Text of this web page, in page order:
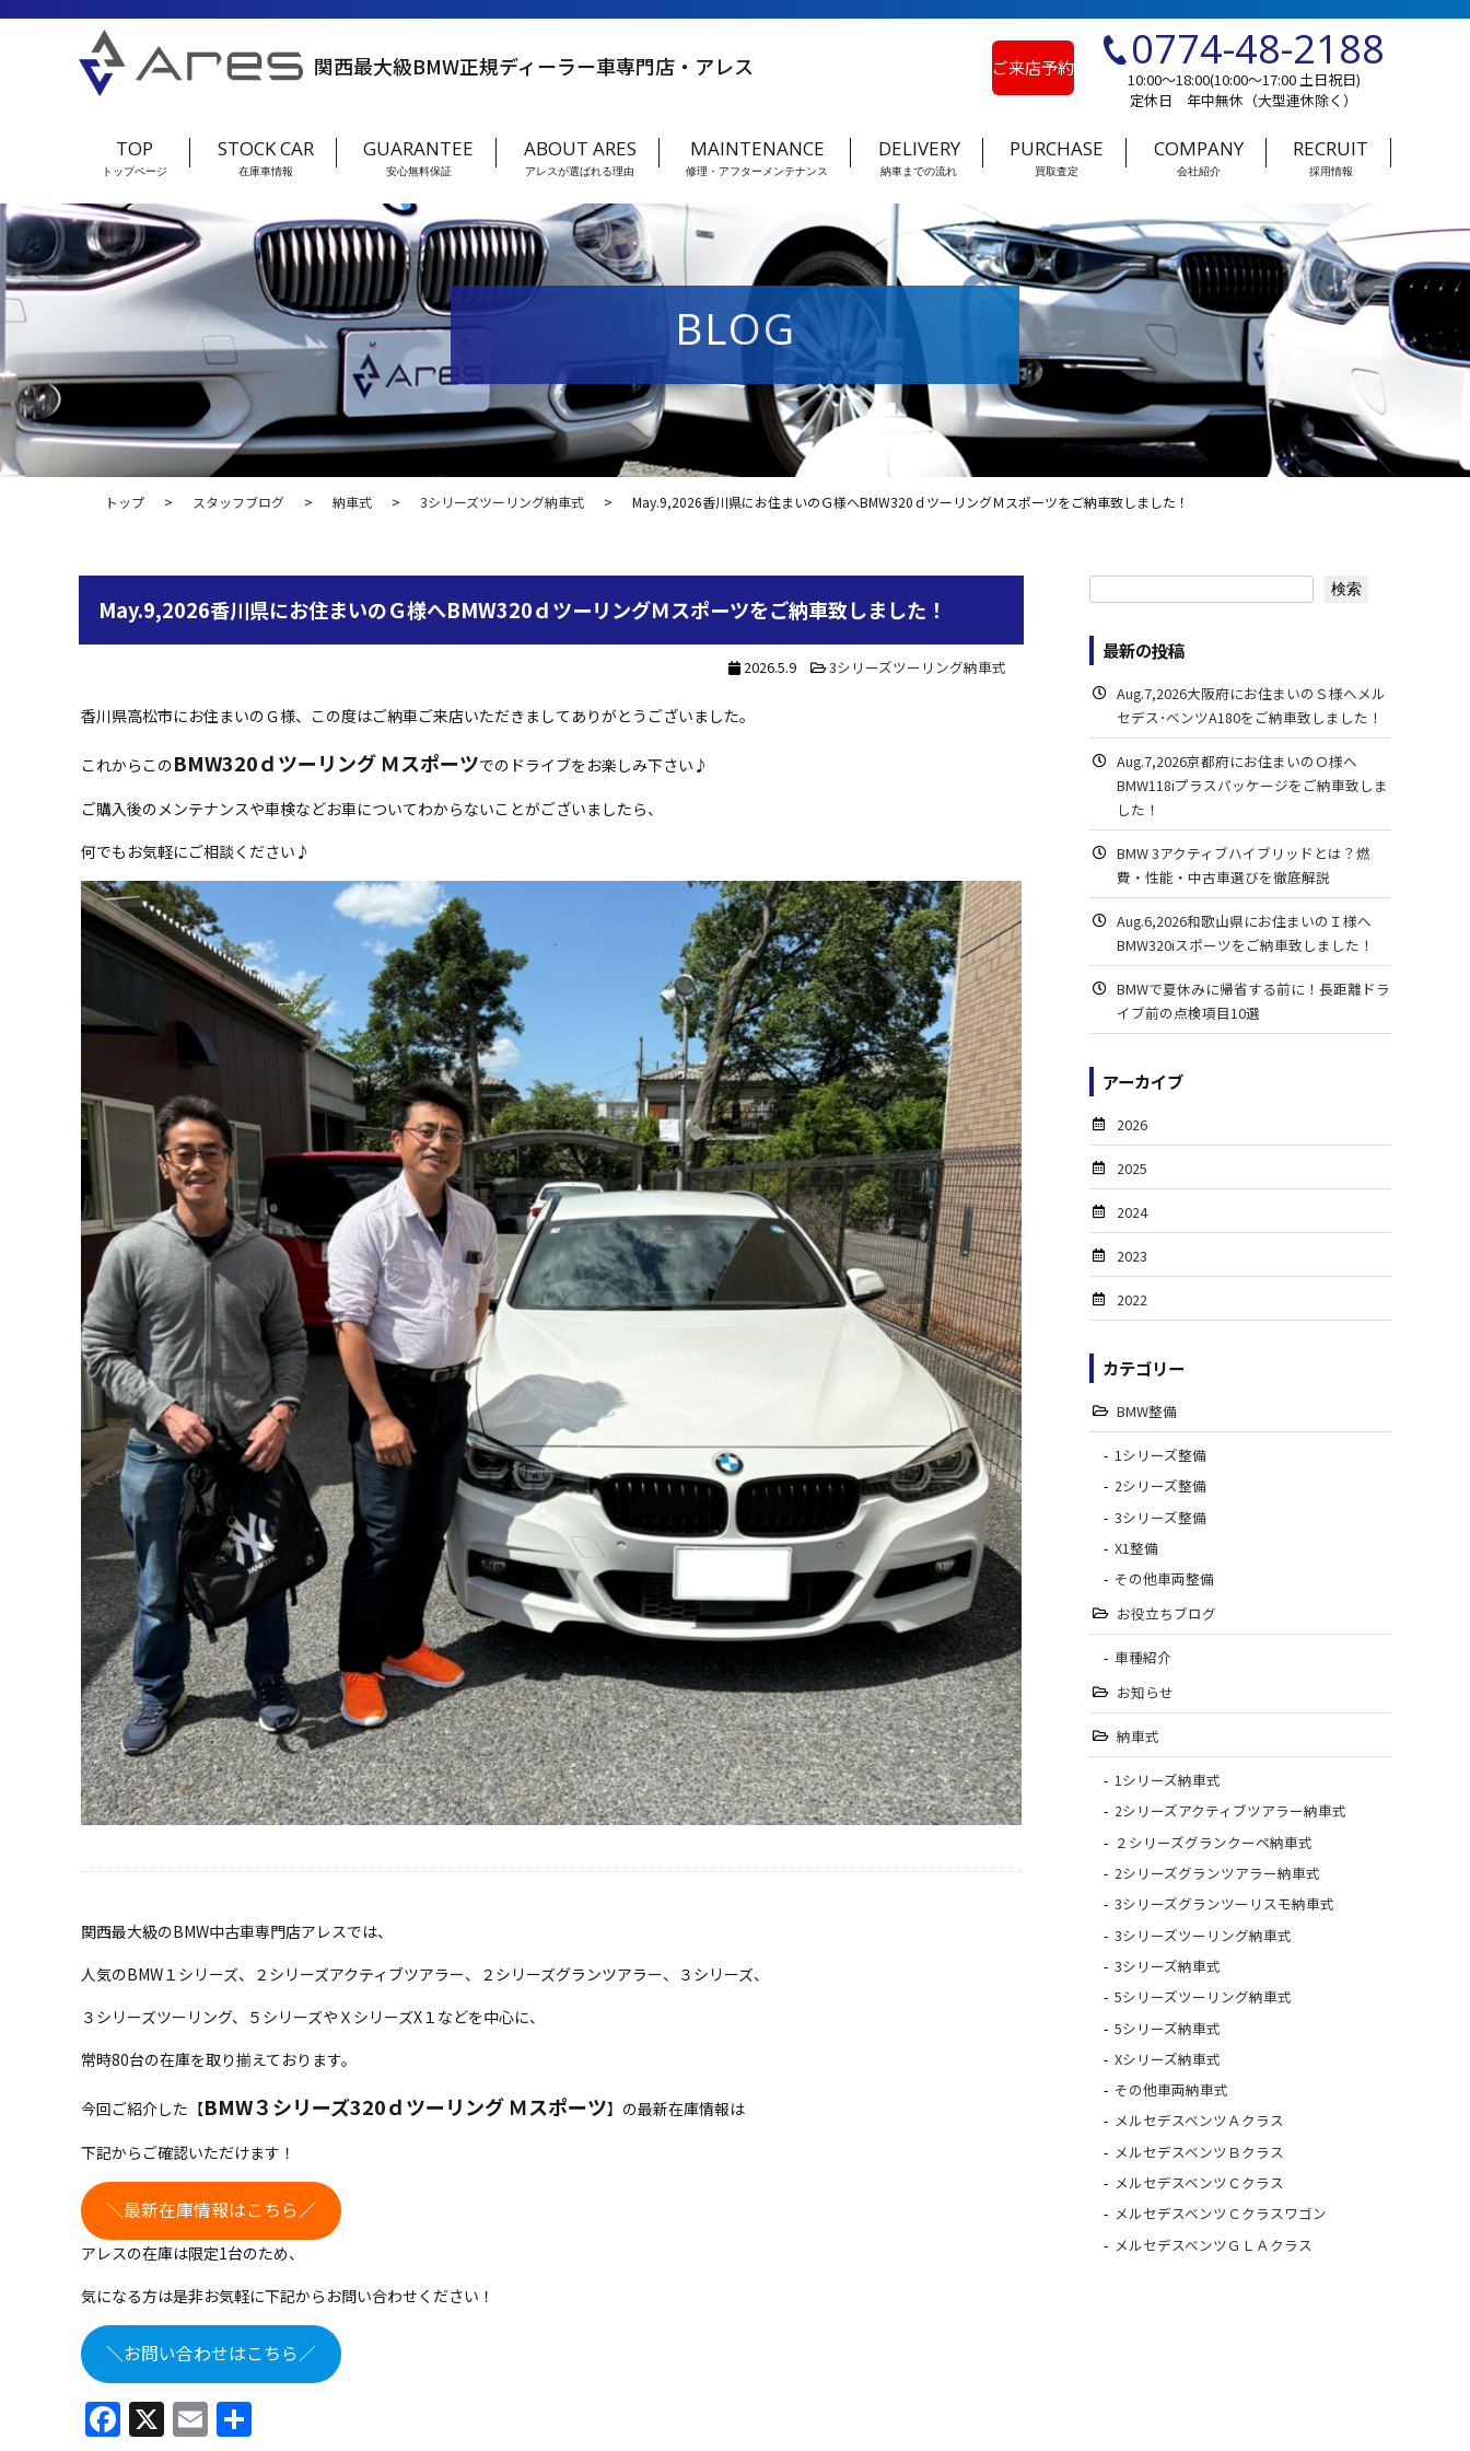
関西最大級BMW正規ディーラー車専門店・アレス ご来店予約 0774-48-2188
10:00～18:00(10:00～17:00 土日祝日)
定休日 年中無休（大型連休除く）
TOP
トップページ
STOCK CAR
在庫車情報
GUARANTEE
安心無料保証
ABOUT ARES
アレスが選ばれる理由
MAINTENANCE
修理・アフターメンテナンス
DELIVERY
納車までの流れ
PURCHASE
買取査定
COMPANY
会社紹介
RECRUIT
採用情報
BLOG
トップ スタッフブログ 納車式 3シリーズツーリング納車式 May.9,2026香川県にお住まいのＧ様へBMW320ｄツーリングＭスポーツをご納車致しました！
May.9,2026香川県にお住まいのＧ様へBMW320ｄツーリングＭスポーツをご納車致しました！
2026.5.9 3シリーズツーリング納車式
香川県高松市にお住まいのＧ様、この度はご納車ご来店いただきましてありがとうございました。
これからこのBMW320ｄツーリング Ｍスポーツでのドライブをお楽しみ下さい♪
ご購入後のメンテナンスや車検などお車についてわからないことがございましたら、
何でもお気軽にご相談ください♪
関西最大級のBMW中古車専門店アレスでは、
人気のBMW１シリーズ、２シリーズアクティブツアラー、２シリーズグランツアラー、３シリーズ、
３シリーズツーリング、５シリーズやＸシリーズX１などを中心に、
常時80台の在庫を取り揃えております。
今回ご紹介した【BMW３シリーズ320ｄツーリング Ｍスポーツ】の最新在庫情報は
下記からご確認いただけます！
＼最新在庫情報はこちら／
アレスの在庫は限定1台のため、
気になる方は是非お気軽に下記からお問い合わせください！
＼お問い合わせはこちら／
Facebook
X Email
検索
最新の投稿
Aug.7,2026大阪府にお住まいのＳ様へメル
セデス･ベンツA180をご納車致しました！
Aug.7,2026京都府にお住まいのＯ様へ
BMW118iプラスパッケージをご納車致しま
した！
BMW 3アクティブハイブリッドとは？燃
費・性能・中古車選びを徹底解説
Aug.6,2026和歌山県にお住まいのＩ様へ
BMW320iスポーツをご納車致しました！
BMWで夏休みに帰省する前に！長距離ドラ
イブ前の点検項目10選
アーカイブ
2026
2025
2024
2023
2022
カテゴリー
BMW整備
1シリーズ整備
2シリーズ整備
3シリーズ整備
X1整備
その他車両整備
お役立ちブログ
車種紹介
お知らせ
納車式
1シリーズ納車式
2シリーズアクティブツアラー納車式
２シリーズグランクーペ納車式
2シリーズグランツアラー納車式
3シリーズグランツーリスモ納車式
3シリーズツーリング納車式
3シリーズ納車式
5シリーズツーリング納車式
5シリーズ納車式
Xシリーズ納車式
その他車両納車式
メルセデスベンツＡクラス
メルセデスベンツＢクラス
メルセデスベンツＣクラス
メルセデスベンツＣクラスワゴン
メルセデスベンツＧＬＡクラス